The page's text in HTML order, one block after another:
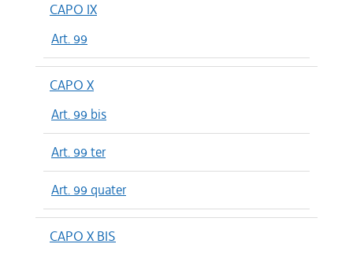
CAPO IX
Art. 99
CAPO X
Art. 99 bis
Art. 99 ter
Art. 99 quater
CAPO X BIS